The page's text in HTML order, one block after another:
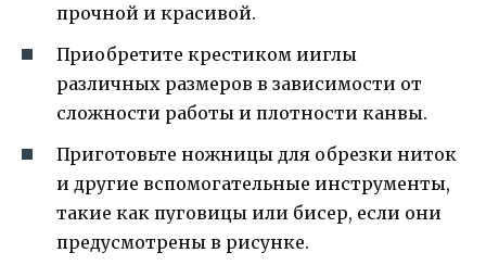
прочной и красивой.
Приобретите крестиком ииглы
различных размеров в зависимости от
сложности работы и плотности канвы.
Приготовьте ножницы для обрезки ниток
и другие вспомогательные инструменты,
такие как пуговицы или бисер, если они
предусмотрены в рисунке.